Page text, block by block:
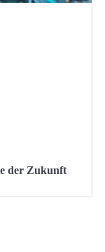
der Zukunft